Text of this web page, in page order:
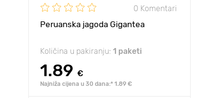
0 Komentari
Peruanska jagoda Gigantea
Količina u pakiranju: 1 paketi
1.89 €
Najniža cijena u 30 dana:* 1.89 €